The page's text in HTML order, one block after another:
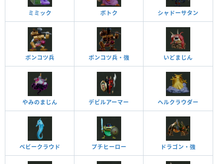
ミミック ボトク シャドーサタン
ポンコツ兵 ポンコツ兵・強 いどまじん
やみのまじん デビルアーマー ヘルクラウダー
ベビークラウド プチヒーロー ドラゴン・強